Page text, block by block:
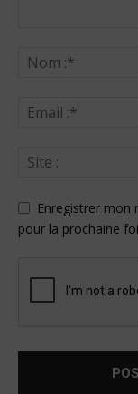
Enregistrer mon
pour la prochaine